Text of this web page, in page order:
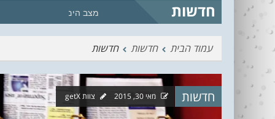
חדשות מצב הים והרוח – תחזית גלים
עמוד הבית חדשות חדשות
חדשות מאי 30, 2015 צוות getX